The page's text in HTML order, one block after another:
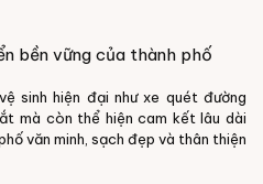
bền vững của thành phố
sinh hiện đại như xe quét đường
mà còn thể hiện cam kết lâu dài
văn minh, sạch đẹp và thân thiện